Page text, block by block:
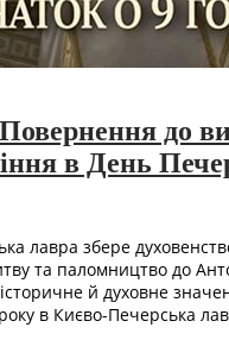
до
в День
лавра збере
та паломництво до
й духовне
в Києво-Печерська